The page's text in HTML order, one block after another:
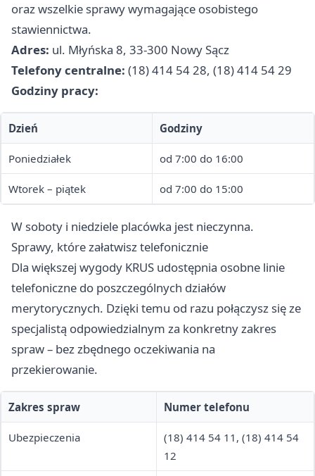
oraz wszelkie sprawy wymagające osobistego
stawiennictwa.
Adres: ul. Młyńska 8, 33-300 Nowy Sącz
Telefony centralne: (18) 414 54 28, (18) 414 54 29
Godziny pracy:
Dzień Godziny
Poniedziałek od 7:00 do 16:00
Wtorek – piątek od 7:00 do 15:00
W soboty i niedziele placówka jest nieczynna.
Sprawy, które załatwisz telefonicznie
Dla większej wygody KRUS udostępnia osobne linie
telefoniczne do poszczególnych działów
merytorycznych. Dzięki temu od razu połączysz się ze
specjalistą odpowiedzialnym za konkretny zakres
spraw – bez zbędnego oczekiwania na
przekierowanie.
Zakres spraw Numer telefonu
Ubezpieczenia
(18) 414 54 11, (18) 414 54
12